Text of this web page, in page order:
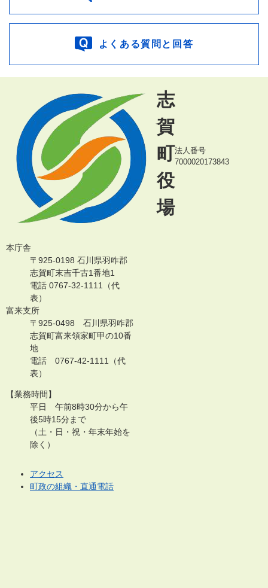
よくある質問と回答
志
賀
町
役
場
法人番号
7000020173843
本庁舎
〒925-0198 石川県羽咋郡
志賀町末吉千古1番地1
電話 0767-32-1111（代
表）
富来支所
〒925-0498 石川県羽咋郡
志賀町富来領家町甲の10番
地
電話 0767-42-1111（代
表）
【業務時間】
平日 午前8時30分から午
後5時15分まで
（土・日・祝・年末年始を
除く）
アクセス
町政の組織・直通電話